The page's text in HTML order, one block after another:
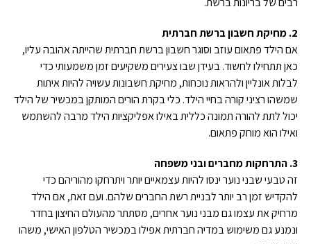
2. מחיקת חשבון ברשת חברתית
אם הילד פתאום עוזב וסוגר חשבון ברשת חברתית שהייתה אהובה עליו,
כאן תתחילו לחשוד. בעידן שבו צעירים משקיעים זמן משמעותי כדי
לבלות אונליין ולהראות נוכחות, מחיקת חשבונות עשויה להיות איתות
שמשהו רציני קורה בחיי הילד. כלי בקרת הורים המותקן במכשיר של הילד
יכול לתת להורה תמונה כללית באילו אפליקציות הילד מרבה להשתמש
ואילו הוא מוחק פתאום.
3. התרחקות מחברים ובני משפחה
זה טבעי שבני נוער ינסו להיות עצמאיים יותר ויתרחקו מהוריהם כדי
להקדיש זמן רב יותר לבניית רשת החברים שלהם. ועם זאת, אם הילד
מרחיק את עצמו גם מבני נוער אחרים, מסתתר מהעולם החיצון בחדר
ונמנע גם משימוש במדיה חברתית אפילו במכשיר הטלפון האישי, משהו